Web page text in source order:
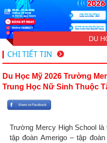
DU
CHI TIẾT TIN
Du Học Mỹ 2026 Trường
Trung Học Nữ Sinh Thuộc
Trường Mercy High School
tập đoàn Amerigo – tập